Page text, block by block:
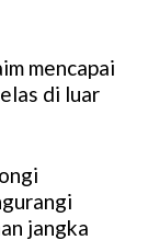
mencapai
di luar
jangka